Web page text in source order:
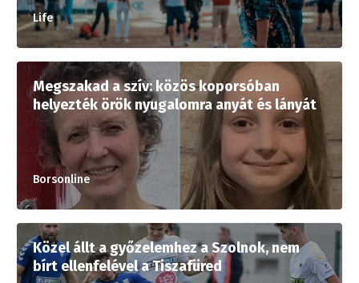
Life
Megszakad a szív: közös koporsóban
helyezték örök nyugalomra anyát és lányát
Borsonline
Közel állt a győzelemhez a Szolnok, nem
bírt ellenfelével a Tiszafüred